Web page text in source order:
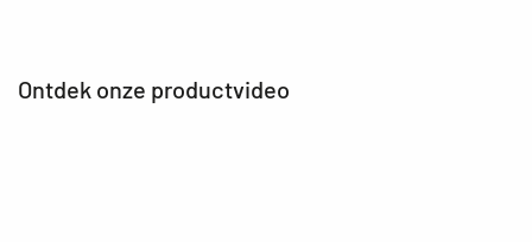
Ontdek onze productvideo